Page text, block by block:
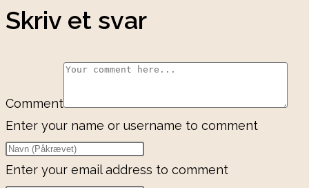
Skriv et svar
Comment
Enter your name or username to comment
Enter your email address to comment